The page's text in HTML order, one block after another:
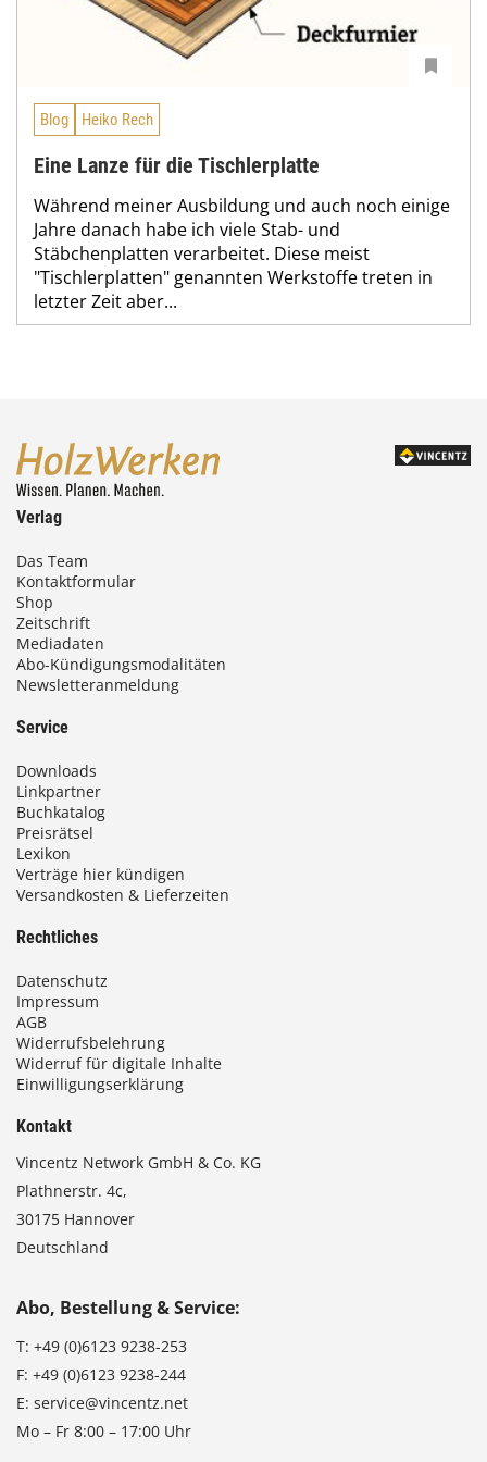
Blog Heiko Rech
Eine Lanze für die Tischlerplatte
Während meiner Ausbildung und auch noch einige
Jahre danach habe ich viele Stab- und
Stäbchenplatten verarbeitet. Diese meist
"Tischlerplatten" genannten Werkstoffe treten in
letzter Zeit aber...
Verlag
Das Team
Kontaktformular
Shop
Zeitschrift
Mediadaten
Abo-Kündigungsmodalitäten
Newsletteranmeldung
Service
Downloads
Linkpartner
Buchkatalog
Preisrätsel
Lexikon
Verträge hier kündigen
Versandkosten & Lieferzeiten
Rechtliches
Datenschutz
Impressum
AGB
Widerrufsbelehrung
Widerruf für digitale Inhalte
Einwilligungserklärung
Kontakt
Vincentz Network GmbH & Co. KG
Plathnerstr. 4c,
30175 Hannover
Deutschland
Abo, Bestellung & Service:
T: +49 (0)6123 9238-253
F: +49 (0)6123 9238-244
E: service@vincentz.net
Mo – Fr 8:00 – 17:00 Uhr